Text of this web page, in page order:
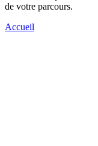
de votre parcours.
Accueil